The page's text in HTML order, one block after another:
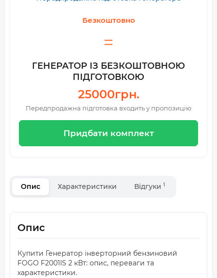
Безкоштовно
ГЕНЕРАТОР ІЗ БЕЗКОШТОВНОЮ
ПІДГОТОВКОЮ
25000грн.
Передпродажна підготовка входить у пропозицію
Придбати комплект
Опис Характеристики Відгуки 1
Опис
Купити Генератор інверторний бензиновий
FOGO F2001IS 2 кВт: опис, переваги та
характеристики.